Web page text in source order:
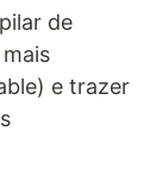
de
e trazer